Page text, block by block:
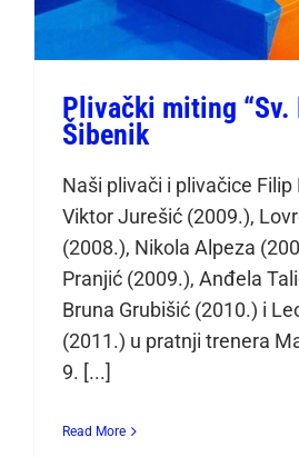
Plivački miting “Sv.
Šibenik
Naši plivači i plivačice
Viktor Jurešić (2009.),
(2008.), Nikola Alpeza
Pranjić (2009.), Anđela
Bruna Grubišić (2010.) i
(2011.) u pratnji trenera
9. [...]
Read More